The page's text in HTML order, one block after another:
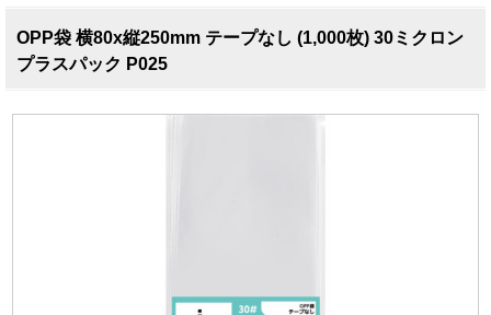
OPP袋 横80x縦250mm テープなし (1,000枚) 30ミクロン
プラスパック P025